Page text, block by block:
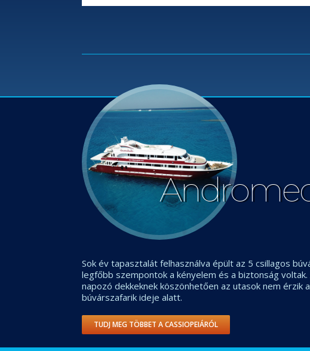
Sok év tapasztalát felhasználva épült az 5 csillagos
legfőbb szempontok a kényelem és a biztonság
napozó dekkeknek köszönhetően az utasok nem érzik
búvárszafarik ideje alatt.
TUDJ MEG TÖBBET A CASSIOPEIÁRÓL